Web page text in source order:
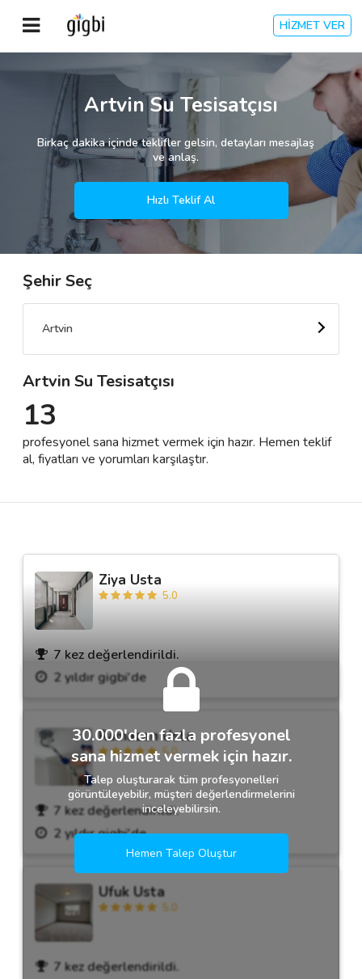
HİZMET VER
Anasayfa
Giriş Yap
Kayıt Ol
Kategoriler
🎈 Biz Kimiz?
🌟 Müşteri Değerlendirmeleri
Destek
İletişim
Artvin Su Tesisatçısı
Birkaç dakika içinde teklifler gelsin, detayları mesajlaş
ve anlaş.
Hızlı Teklif Al
Şehir Seç
Artvin
Artvin Su Tesisatçısı
13
profesyonel sana hizmet vermek için hazır. Hemen teklif
al, fiyatları ve yorumları karşılaştır.
Ziya Usta
5.0
7 kez değerlendirildi.
2 yıldır gigbi'de
Ramazan Usta
5.0
7 kez değerlendirildi.
2 yıldır gigbi'de
Ufuk Usta
5.0
7 kez değerlendirildi.
30.000'den fazla profesyonel
sana hizmet vermek için hazır.
Talep oluşturarak tüm profesyonelleri
görüntüleyebilir, müşteri değerlendirmelerini
inceleyebilirsin.
Hemen Talep Oluştur